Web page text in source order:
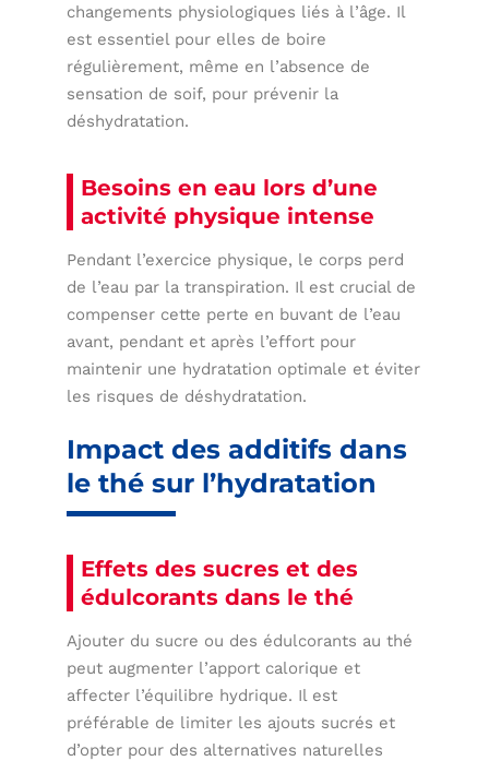
changements physiologiques liés à l’âge. Il
est essentiel pour elles de boire
régulièrement, même en l’absence de
sensation de soif, pour prévenir la
déshydratation.
Besoins en eau lors d’une
activité physique intense
Pendant l’exercice physique, le corps perd
de l’eau par la transpiration. Il est crucial de
compenser cette perte en buvant de l’eau
avant, pendant et après l’effort pour
maintenir une hydratation optimale et éviter
les risques de déshydratation.
Impact des additifs dans
le thé sur l’hydratation
Effets des sucres et des
édulcorants dans le thé
Ajouter du sucre ou des édulcorants au thé
peut augmenter l’apport calorique et
affecter l’équilibre hydrique. Il est
préférable de limiter les ajouts sucrés et
d’opter pour des alternatives naturelles